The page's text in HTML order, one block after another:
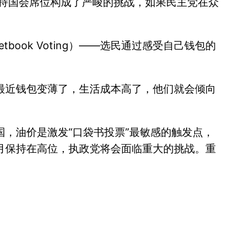
Voting）——选民通过感受自己钱包的
钱包变薄了，生活成本高了，他们就会倾向
油价是激发“口袋书投票”最敏感的触发点，
持在高位，执政党将会面临重大的挑战。重